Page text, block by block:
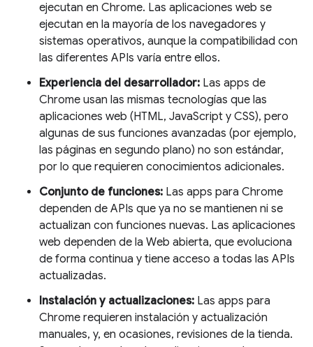
ejecutan en Chrome. Las aplicaciones web se
ejecutan en la mayoría de los navegadores y
sistemas operativos, aunque la compatibilidad con
las diferentes APIs varía entre ellos.
Experiencia del desarrollador: Las apps de
Chrome usan las mismas tecnologías que las
aplicaciones web (HTML, JavaScript y CSS), pero
algunas de sus funciones avanzadas (por ejemplo,
las páginas en segundo plano) no son estándar,
por lo que requieren conocimientos adicionales.
Conjunto de funciones: Las apps para Chrome
dependen de APIs que ya no se mantienen ni se
actualizan con funciones nuevas. Las aplicaciones
web dependen de la Web abierta, que evoluciona
de forma continua y tiene acceso a todas las APIs
actualizadas.
Instalación y actualizaciones: Las apps para
Chrome requieren instalación y actualización
manuales, y, en ocasiones, revisiones de la tienda.